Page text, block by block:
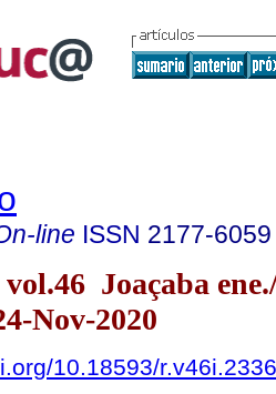
line ISSN 2177-6059
Joaçaba
Nov-2020
10.18593/